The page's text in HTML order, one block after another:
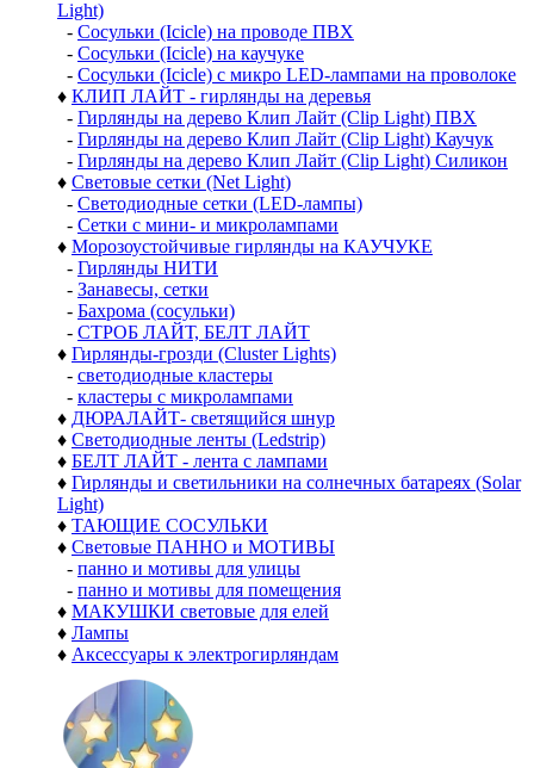
Light)
- Сосульки (Icicle) на проводе ПВХ
- Сосульки (Icicle) на каучуке
- Сосульки (Icicle) с микро LED-лампами на проволоке
♦ КЛИП ЛАЙТ - гирлянды на деревья
- Гирлянды на дерево Клип Лайт (Clip Light) ПВХ
- Гирлянды на дерево Клип Лайт (Clip Light) Каучук
- Гирлянды на дерево Клип Лайт (Clip Light) Силикон
♦ Световые сетки (Net Light)
- Светодиодные сетки (LED-лампы)
- Сетки с мини- и микролампами
♦ Морозоустойчивые гирлянды на КАУЧУКЕ
- Гирлянды НИТИ
- Занавесы, сетки
- Бахрома (сосульки)
- СТРОБ ЛАЙТ, БЕЛТ ЛАЙТ
♦ Гирлянды-грозди (Cluster Lights)
- светодиодные кластеры
- кластеры с микролампами
♦ ДЮРАЛАЙТ- светящийся шнур
♦ Светодиодные ленты (Ledstrip)
♦ БЕЛТ ЛАЙТ - лента с лампами
♦ Гирлянды и светильники на солнечных батареях (Solar
Light)
♦ ТАЮЩИЕ СОСУЛЬКИ
♦ Световые ПАННО и МОТИВЫ
- панно и мотивы для улицы
- панно и мотивы для помещения
♦ МАКУШКИ световые для елей
♦ Лампы
♦ Аксессуары к электрогирляндам